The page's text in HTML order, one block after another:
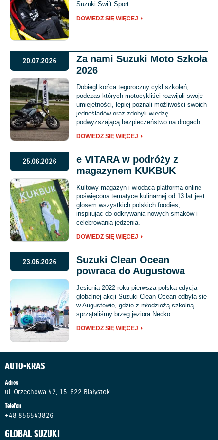
Suzuki Swift Sport.
DOWIEDZ SIĘ WIĘCEJ
20.07.2026
Za nami Suzuki Moto Szkoła
2026
Dobiegł końca tegoroczny cykl szkoleń,
podczas których motocykliści rozwijali swoje
umiejętności, lepiej poznali możliwości swoich
jednośladów oraz zdobyli wiedzę
podwyższającą bezpieczeństwo na drogach.
DOWIEDZ SIĘ WIĘCEJ
25.06.2026
e VITARA w podróży z
magazynem KUKBUK
Kultowy magazyn i wiodąca platforma online
poświęcona tematyce kulinarnej od 13 lat jest
głosem wszystkich polskich foodies,
inspirując do odkrywania nowych smaków i
celebrowania jedzenia.
DOWIEDZ SIĘ WIĘCEJ
23.06.2026
Suzuki Clean Ocean
powraca do Augustowa
Jesienią 2022 roku pierwsza polska edycja
globalnej akcji Suzuki Clean Ocean odbyła się
w Augustowie, gdzie z młodzieżą szkolną
sprzątaliśmy brzeg jeziora Necko.
DOWIEDZ SIĘ WIĘCEJ
AUTO-KRAS
Adres
ul. Orzechowa 42, 15-822 Białystok
Telefon
+48 856543826
GLOBAL SUZUKI